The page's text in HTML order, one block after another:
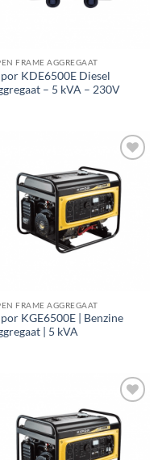
FRAME AGGREGAAT
KDE6500E Diesel
– 5 kVA – 230V
Toevoegen
aan
wenslijst
FRAME AGGREGAAT
KGE6500E | Benzine
| 5 kVA
Toevoegen
aan
wenslijst